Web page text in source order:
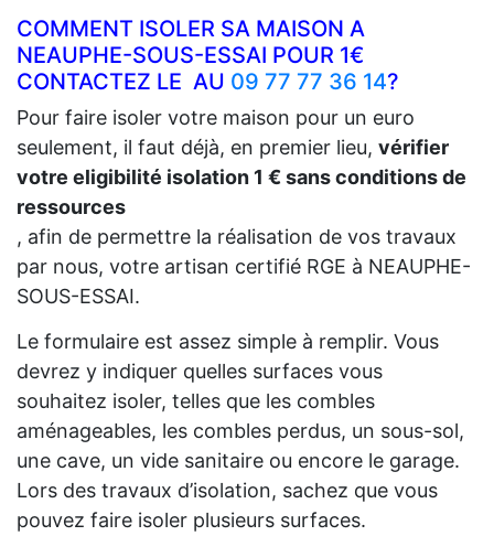
COMMENT ISOLER SA MAISON A
NEAUPHE-SOUS-ESSAI POUR 1€
CONTACTEZ LE AU 09 77 77 36 14?
Pour faire isoler votre maison pour un euro
seulement, il faut déjà, en premier lieu, vérifier
votre eligibilité isolation 1 € sans conditions de
ressources
, afin de permettre la réalisation de vos travaux
par nous, votre artisan certifié RGE à NEAUPHE-
SOUS-ESSAI.
Le formulaire est assez simple à remplir. Vous
devrez y indiquer quelles surfaces vous
souhaitez isoler, telles que les combles
aménageables, les combles perdus, un sous-sol,
une cave, un vide sanitaire ou encore le garage.
Lors des travaux d’isolation, sachez que vous
pouvez faire isoler plusieurs surfaces.